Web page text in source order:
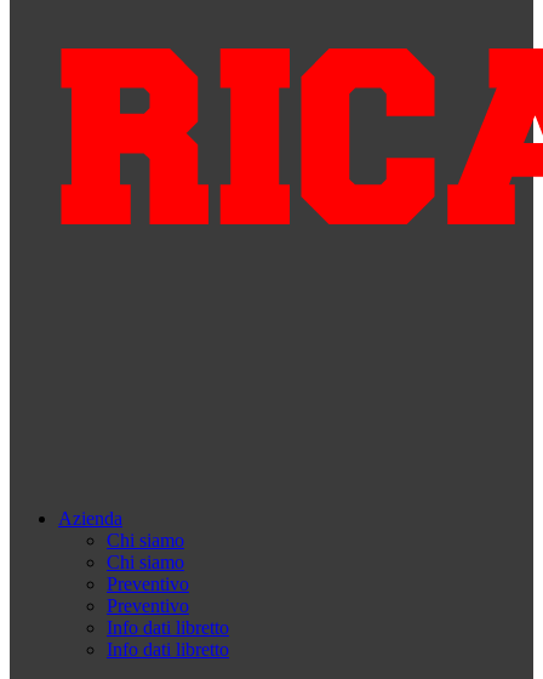
Azienda
Chi siamo
Chi siamo
Preventivo
Preventivo
Info dati libretto
Info dati libretto